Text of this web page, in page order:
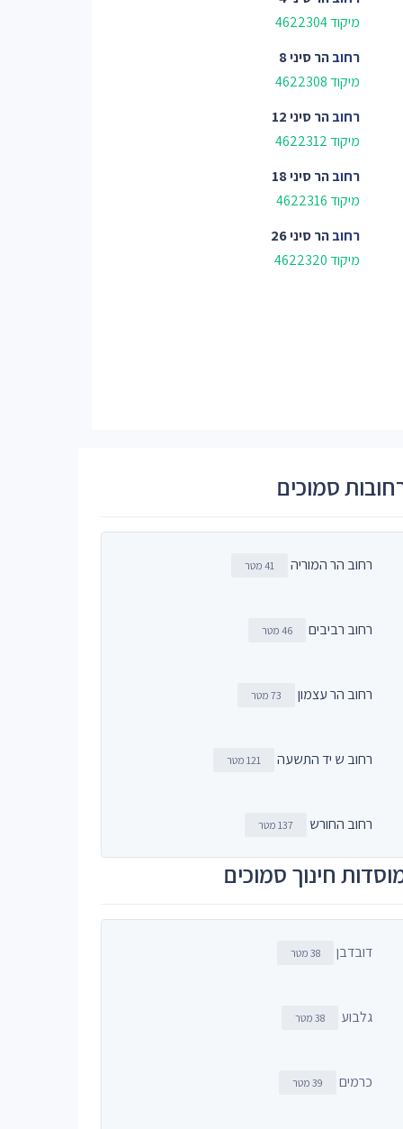
מיקוד 4622304
רחובהר סיני 8
מיקוד 4622308
רחובהר סיני 12
מיקוד 4622312
רחובהר סיני 18
מיקוד 4622316
רחובהר סיני 26
מיקוד 4622320
סמוכים
רחוב הר המוריה 41 מטר
רחוב רביבים 46 מטר
רחוב הר עצמון 73 מטר
רחוב ש יד התשעה 121 מטר
רחוב החורש 137 מטר
חינוך סמוכים
דובדבן 38 מטר
גלבוע 38 מטר
כרמים 39 מטר